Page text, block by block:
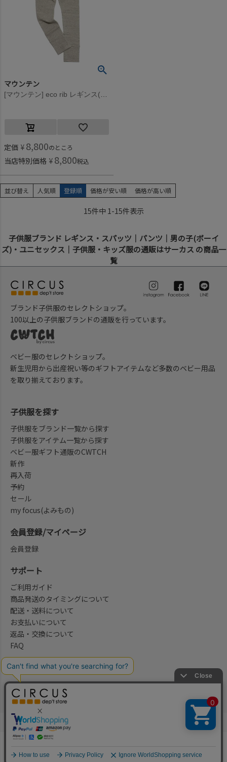
マウンテン
[マウンテン] eco rib レギンス(re-cotton) ヘザーグレー
定価 ¥ 8,800のところ
当店特別価格 ¥ 8,800税込
並び替え 人気順 登録順 価格が安い順 価格が高い順
15件中 1-15件表示
子供服ブランド レギンス・スパッツ｜パンツ｜男の子(ボーイ
ズ)・ユニセックス｜子供服・キッズ服の通販はサーカス の商品一
覧
ブランド子供服のセレクトショップ。
100以上の子供服ブランドの通販を行っています。
ベビー服のセレクトショップ。
新生児用から出産祝い等のギフトアイテムなど多数のベビー用品
を取り揃えております。
会社概要/お問合せ先
子供服を探す
子供服をブランド一覧から探す
子供服をアイテム一覧から探す
ベビー服ギフト通販のCWTCH
新作
再入荷
予約
セール
my focus(よみもの)
会員登録/マイページ
会員登録
サポート
ご利用ガイド
商品発送のタイミングについて
配送・送料について
お支払いについて
返品・交換について
FAQ
法律に基づく表示 プライバシーポリシー
©2004-2026 子供服・キッズ服の通販Circus All Rights reserved.
何かお探しですか？